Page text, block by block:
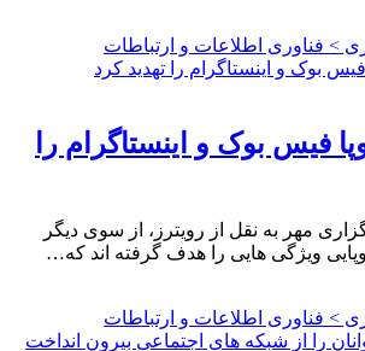
> فناوری اطلاعات و ارتباطات
فیس بوک و اینستاگرام را
مهر به نقل از رویترز، از سوی دیگر
ویژگی هایی را هدف گرفته اند که…
> فناوری اطلاعات و ارتباطات